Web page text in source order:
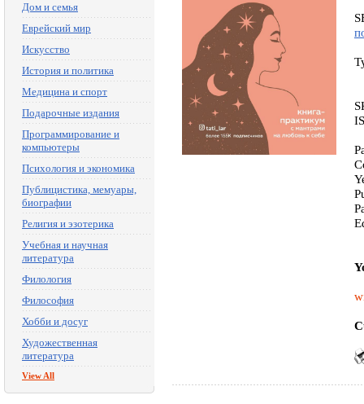
Дом и семья
Еврейский мир
Искусство
История и политика
Медицина и спорт
Подарочные издания
Программирование и
компьютеры
Психология и экономика
Публицистика, мемуары,
биографии
Религия и эзотерика
Учебная и научная
литература
Филология
Философия
Хобби и досуг
Художественная
литература
View All